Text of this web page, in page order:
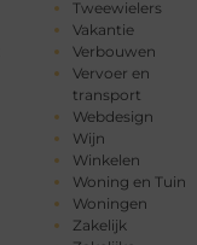
Tweewielers
Vakantie
Verbouwen
Vervoer en
transport
Webdesign
Wijn
Winkelen
Woning en Tuin
Woningen
Zakelijk